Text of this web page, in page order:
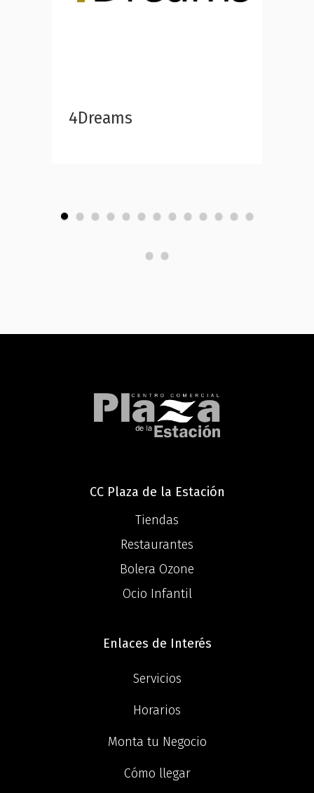
4Dreams
DIGI
CC Plaza de la Estación
Tiendas
Restaurantes
Bolera Ozone
Ocio Infantil
Enlaces de Interés
Servicios
Horarios
Monta tu Negocio
Cómo llegar